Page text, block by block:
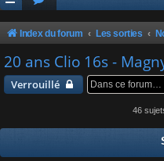
Index du forum Les sorties
20 ans Clio 16s -
Verrouillé
46